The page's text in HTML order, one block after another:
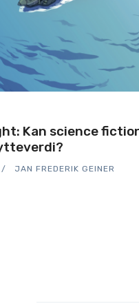
Kan science
JAN FREDERIK GEINER